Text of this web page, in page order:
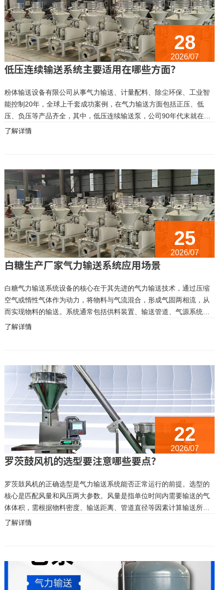
28
2026/07
低压连续输送系统主要适用在哪些方面？
粉体输送设备有限公司从事气力输送、计量配料、除尘环保、工业智
能控制20年，全球上千套成功案例，在气力输送方面包括正压、低
压、负压等产品齐全，其中，低压连续输送泵，公司90年代末就在自
备电厂，制粉、脱硫等系统中广泛应用，是低压输送系统技术研发、
了解详情
25
2026/07
白糖生产厂家气力输送系统应用场景
白糖气力输送系统设备的核心在于其先进的气力输送技术，通过压缩
空气或惰性气体作为动力，将物料与气流混合，形成气固两相流，从
而实现物料的输送。系统通常包括供料装置、输送管道、气源系统、
控制阀门以及收料装置等关键部件，各部分协同工作，确保输送过程
了解详情
22
2026/07
罗茨鼓风机的选型要注意哪些要点？
罗茨鼓风机的正确选型是气力输送系统能否正常运行的前提。选型的
核心是匹配风量和风压两大参数。风量是指单位时间内需要输送的气
体体积，需根据物料密度、输送距离、管道直径等因素计算输送所需
的风速和风量。风压则是风机出口的压力，用于克服整个输送管道的
了解详情